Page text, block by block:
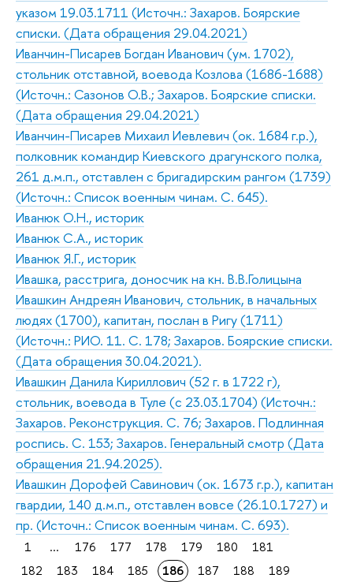
указом 19.03.1711 (Источн.: Захаров. Боярские
списки. (Дата обращения 29.04.2021)
Иванчин-Писарев Богдан Иванович (ум. 1702),
стольник отставной, воевода Козлова (1686-1688)
(Источн.: Сазонов О.В.; Захаров. Боярские списки.
(Дата обращения 29.04.2021)
Иванчин-Писарев Михаил Иевлевич (ок. 1684 г.р.),
полковник командир Киевского драгунского полка,
261 д.м.п., отставлен с бригадирским рангом (1739)
(Источн.: Список военным чинам. С. 645).
Иванюк О.Н., историк
Иванюк С.А., историк
Иванюк Я.Г., историк
Ивашка, расстрига, доносчик на кн. В.В.Голицына
Ивашкин Андреян Иванович, стольник, в начальных
людях (1700), капитан, послан в Ригу (1711)
(Источн.: РИО. 11. С. 178; Захаров. Боярские списки.
(Дата обращения 30.04.2021).
Ивашкин Данила Кириллович (52 г. в 1722 г),
стольник, воевода в Туле (с 23.03.1704) (Источн.:
Захаров. Реконструкция. С. 76; Захаров. Подлинная
роспись. С. 153; Захаров. Генеральный смотр (Дата
обращения 21.94.2025).
Ивашкин Дорофей Савинович (ок. 1673 г.р.), капитан
гвардии, 140 д.м.п., отставлен вовсе (26.10.1727) и
пр. (Источн.: Список военным чинам. С. 693).
1 ... 176 177 178 179 180
181
182
183 184 185 186 187 188
189